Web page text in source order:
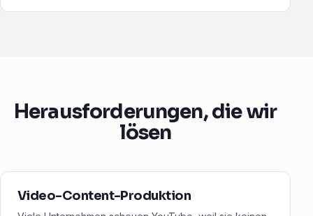
Herausforderungen, die wir
lösen
Video-Content-Produktion